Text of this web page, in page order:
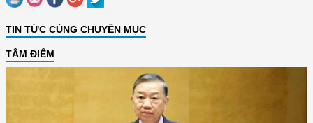
TIN TỨC CÙNG CHUYÊN MỤC
TÂM ĐIỂM